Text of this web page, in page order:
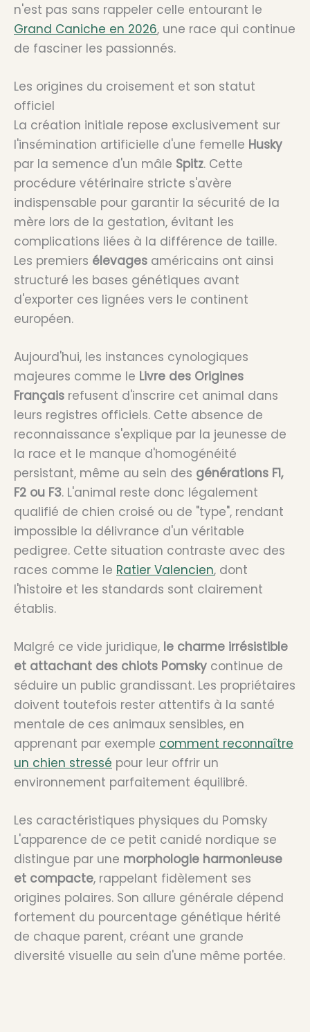
n'est pas sans rappeler celle entourant le
Grand Caniche en 2026, une race qui continue
de fasciner les passionnés.
Les origines du croisement et son statut
officiel
La création initiale repose exclusivement sur
l'insémination artificielle d'une femelle Husky
par la semence d'un mâle Spitz. Cette
procédure vétérinaire stricte s'avère
indispensable pour garantir la sécurité de la
mère lors de la gestation, évitant les
complications liées à la différence de taille.
Les premiers élevages américains ont ainsi
structuré les bases génétiques avant
d'exporter ces lignées vers le continent
européen.
Aujourd'hui, les instances cynologiques
majeures comme le Livre des Origines
Français refusent d'inscrire cet animal dans
leurs registres officiels. Cette absence de
reconnaissance s'explique par la jeunesse de
la race et le manque d'homogénéité
persistant, même au sein des générations F1,
F2 ou F3. L'animal reste donc légalement
qualifié de chien croisé ou de "type", rendant
impossible la délivrance d'un véritable
pedigree. Cette situation contraste avec des
races comme le Ratier Valencien, dont
l'histoire et les standards sont clairement
établis.
Malgré ce vide juridique, le charme irrésistible
et attachant des chiots Pomsky continue de
séduire un public grandissant. Les propriétaires
doivent toutefois rester attentifs à la santé
mentale de ces animaux sensibles, en
apprenant par exemple comment reconnaître
un chien stressé pour leur offrir un
environnement parfaitement équilibré.
Les caractéristiques physiques du Pomsky
L'apparence de ce petit canidé nordique se
distingue par une morphologie harmonieuse
et compacte, rappelant fidèlement ses
origines polaires. Son allure générale dépend
fortement du pourcentage génétique hérité
de chaque parent, créant une grande
diversité visuelle au sein d'une même portée.